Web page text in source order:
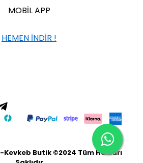
MOBİL APP
HEMEN İNDİR !
-Kevkeb Butik ©2024 Tüm Hakları